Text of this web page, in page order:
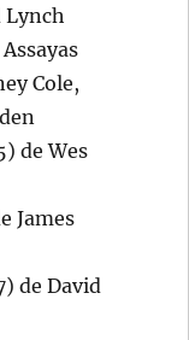
Lynch
Cole,
de Wes
James
de David